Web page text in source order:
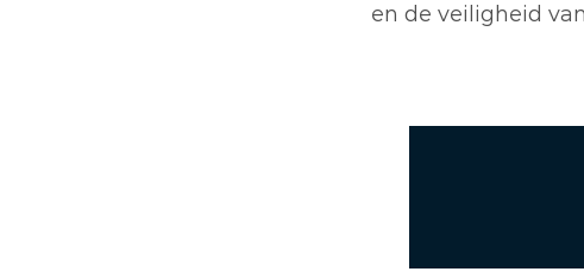
en de veiligheid